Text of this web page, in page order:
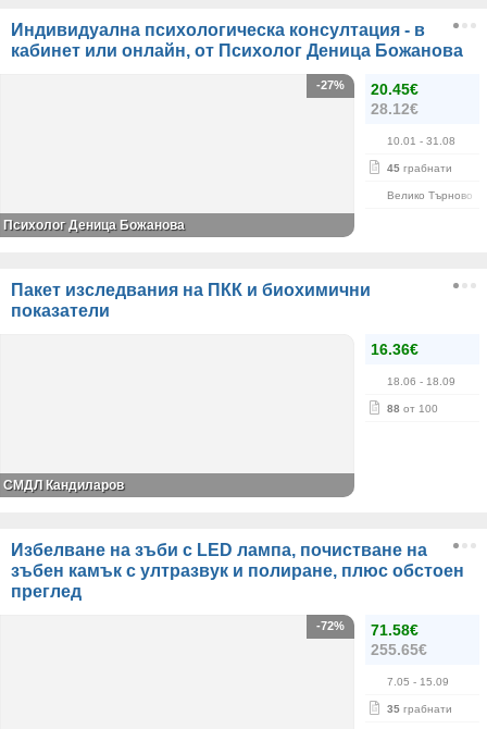
Индивидуална психологическа консултация - в
кабинет или онлайн, от Психолог Деница Божанова
20.45€
28.12€
10.01 - 31.08
45 грабнати
Велико Търново
-27%
Психолог Деница Божанова
Пакет изследвания на ПКК и биохимични
показатели
16.36€
18.06 - 18.09
88 от 100
СМДЛ Кандиларов
Избелване на зъби с LED лампа, почистване на
зъбен камък с ултразвук и полиране, плюс обстоен
преглед
71.58€
255.65€
7.05 - 15.09
35 грабнати
-72%